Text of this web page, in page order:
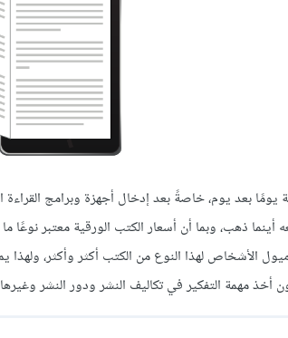
يومًا بعد يوم، خاصةً بعد إدخال أجهزة وبرامج
ذهب، وبما أن أسعار الكتب الورقية معتبر نوعًا
ميول الأشخاص لهذا النوع من الكتب أكثر وأكثر،
أخذ مهمة التفكير في تكاليف النشر ودور النشر